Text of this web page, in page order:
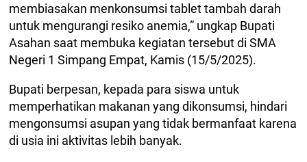
membiasakan menkonsumsi tablet tambah darah
untuk mengurangi resiko anemia,” ungkap Bupati
Asahan saat membuka kegiatan tersebut di SMA
Negeri 1 Simpang Empat, Kamis (15/5/2025).
Bupati berpesan, kepada para siswa untuk
memperhatikan makanan yang dikonsumsi, hindari
mengonsumsi asupan yang tidak bermanfaat karena
di usia ini aktivitas lebih banyak.